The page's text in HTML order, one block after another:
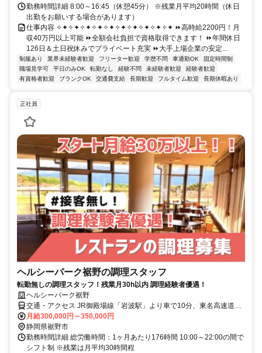
勤務時間詳細 8:00～16:45（休憩45分） ※残業月平均20時間（休日
出勤をお願いする場合があります）
仕事内容 ✧✦✧✦✧✦✧✦✧✦✧✦✧✦✧✦✧✦✧✦ ⏩高時給2200円！月
収40万円以上可能 ⏩全額会社負担で資格取得できます！ ⏩年間休日
126日＆土日祝休みでプライベート充実 ⏩大手上場企業の安定...
制服あり 業界未経験者歓迎 フリーター歓迎 学歴不問 車通勤OK
固定時間制
職場見学可
平日のみOK 転勤なし 経験不問 未経験者歓迎
経験者歓迎
有資格者歓迎
ブランクOK 交通費支給 長期歓迎 フルタイム歓迎 長期休暇あり
正社員
ヘルシーパーク裾野の調理スタッフ
転勤無しの調理スタッフ！残業月30h以内 調理経験者優遇！
ヘルシーパーク裾野
交通・アクセス JR御殿場線「岩波駅」より車で10分、東名高速道路
「裾野IC」より7分★交通費支給
月給300,000円～350,000円
静岡県裾野市
勤務時間詳細 総労働時間：1ヶ月あたり176時間 10:00～22:00の間で
シフト制 ※残業は月平均30時間程